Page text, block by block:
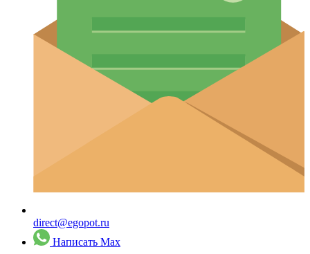
direct@egopot.ru
Написать Max